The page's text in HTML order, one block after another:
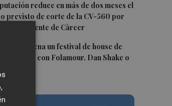
reduce en más de dos meses el
previsto de corte de la CV-560 por
del puente de Càrcer
Arena estrena un festival de house de
10 horas con Folamour, Dan Shake o